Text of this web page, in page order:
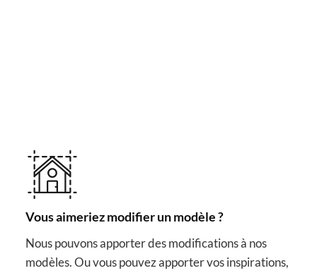
Vous aimeriez modifier un modèle ?
Nous pouvons apporter des modifications à nos
modèles. Ou vous pouvez apporter vos inspirations,